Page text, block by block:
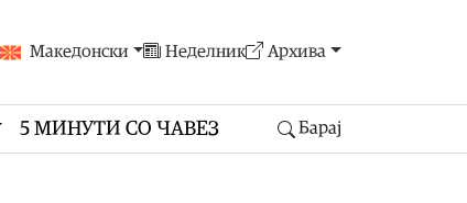
Македонски Неделник Архива
5 МИНУТИ СО ЧАВЕЗ Барај